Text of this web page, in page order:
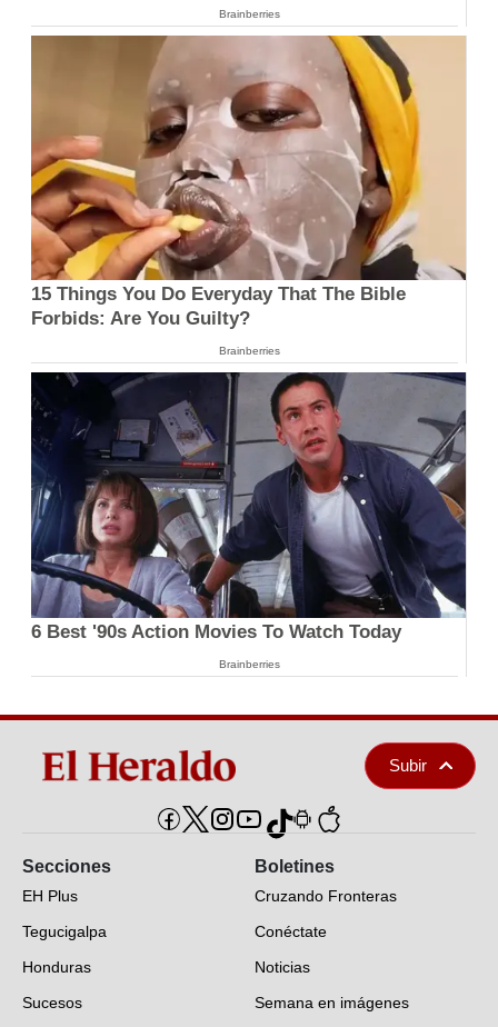
Brainberries
15 Things You Do Everyday That The Bible
Forbids: Are You Guilty?
Brainberries
6 Best '90s Action Movies To Watch Today
Brainberries
Subir
Secciones
EH Plus
Tegucigalpa
Honduras
Sucesos
Boletines
Cruzando Fronteras
Conéctate
Noticias
Semana en imágenes